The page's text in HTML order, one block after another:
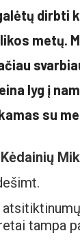
dirbti
metų.
lyg į
su
tampa